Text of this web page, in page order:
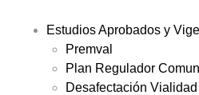
Estudios Aprobados y
Premval
Plan Regulador
Desafectación